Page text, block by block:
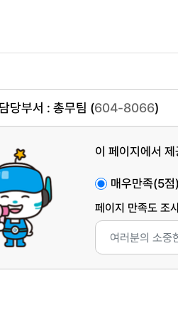
당부서 : 총무팀 (604-8066)
이 페이지에서
매우만족(5점)
페이지 만족도 조